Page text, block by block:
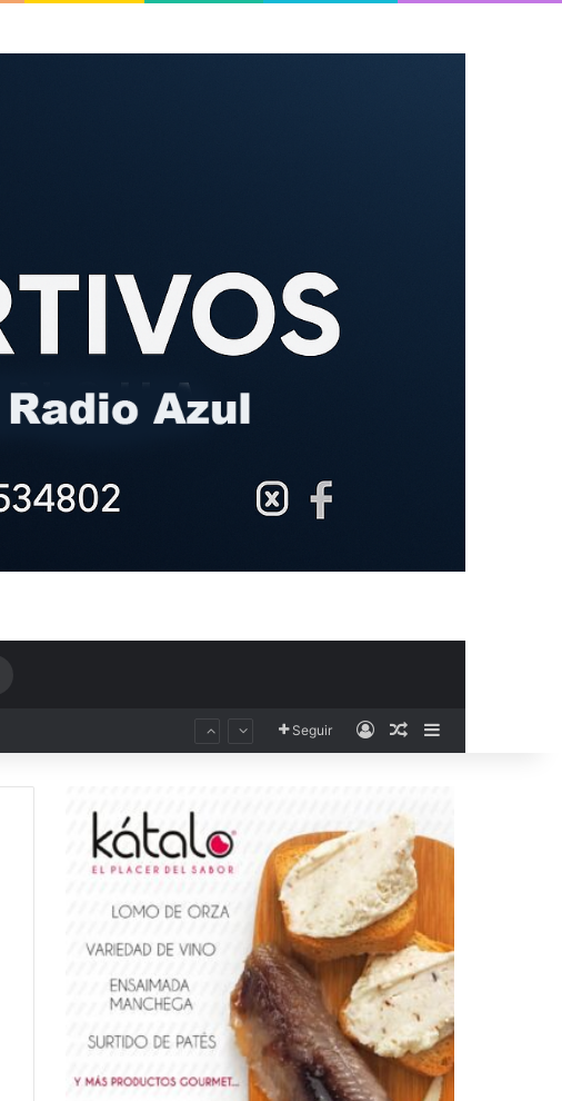
Seguir AccesoPublicación al